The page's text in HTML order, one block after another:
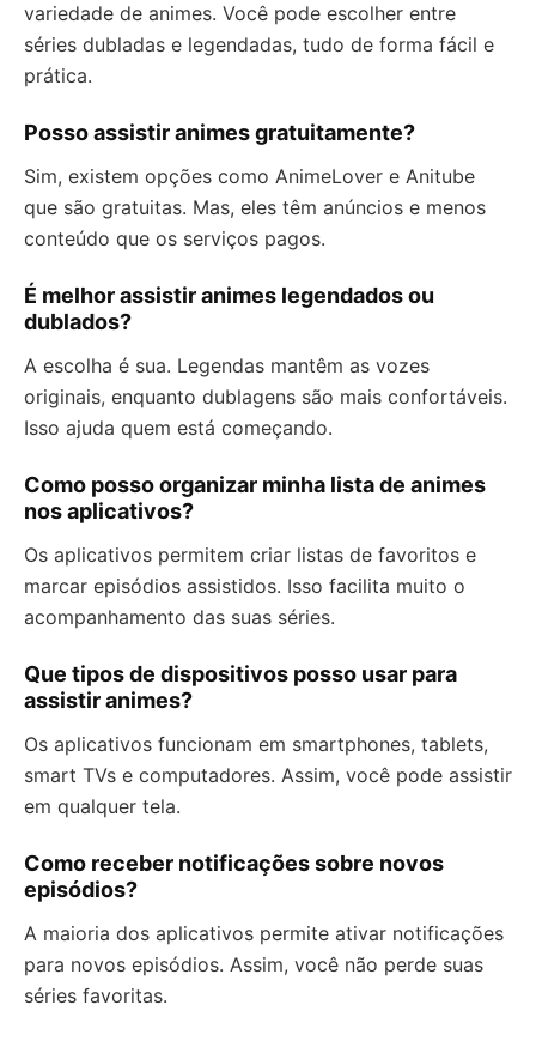
variedade de animes. Você pode escolher entre
séries dubladas e legendadas, tudo de forma fácil e
prática.
Posso assistir animes gratuitamente?
Sim, existem opções como AnimeLover e Anitube
que são gratuitas. Mas, eles têm anúncios e menos
conteúdo que os serviços pagos.
É melhor assistir animes legendados ou
dublados?
A escolha é sua. Legendas mantêm as vozes
originais, enquanto dublagens são mais confortáveis.
Isso ajuda quem está começando.
Como posso organizar minha lista de animes
nos aplicativos?
Os aplicativos permitem criar listas de favoritos e
marcar episódios assistidos. Isso facilita muito o
acompanhamento das suas séries.
Que tipos de dispositivos posso usar para
assistir animes?
Os aplicativos funcionam em smartphones, tablets,
smart TVs e computadores. Assim, você pode assistir
em qualquer tela.
Como receber notificações sobre novos
episódios?
A maioria dos aplicativos permite ativar notificações
para novos episódios. Assim, você não perde suas
séries favoritas.